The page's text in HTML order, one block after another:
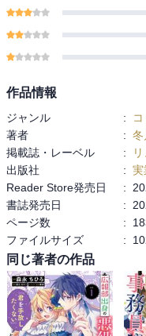
作品情報
ジャンル :
著者
: 冬
掲載誌・レーベル
:
出版社
: 実
Reader Store発売日
:
書誌発売日
:
ページ数
:
ファイルサイズ
:
同じ著者の作品